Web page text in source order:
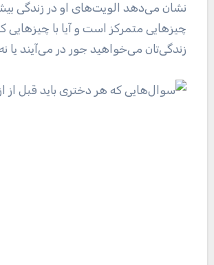
نشان می‌دهد الویت‌های او در زندگی
چیز‌هایی متمرکز است و آیا با چیز‌هایی
زندگی‌تان می‌خواهید جور در می‌آیند یا